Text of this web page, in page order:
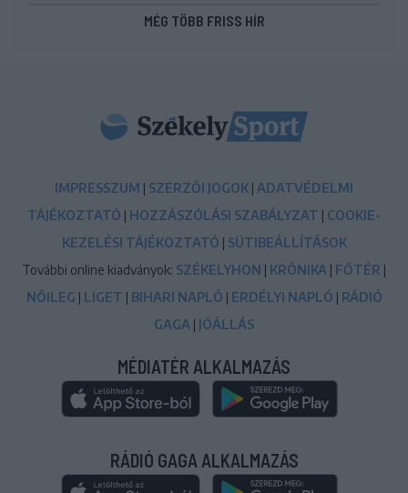
MÉG TÖBB FRISS HÍR
IMPRESSZUM | SZERZŐI JOGOK | ADATVÉDELMI
TÁJÉKOZTATÓ | HOZZÁSZÓLÁSI SZABÁLYZAT | COOKIE-
KEZELÉSI TÁJÉKOZTATÓ | SÜTIBEÁLLÍTÁSOK
További online kiadványok: SZÉKELYHON | KRÓNIKA | FŐTÉR |
NŐILEG | LIGET | BIHARI NAPLÓ | ERDÉLYI NAPLÓ | RÁDIÓ
GAGA | JÓÁLLÁS
MÉDIATÉR ALKALMAZÁS
RÁDIÓ GAGA ALKALMAZÁS